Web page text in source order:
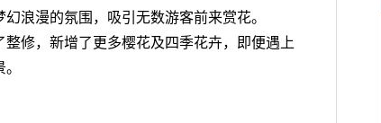
浪漫的氛围，吸引无数游客前来赏花。
修，新增了更多樱花及四季花卉，即便遇上